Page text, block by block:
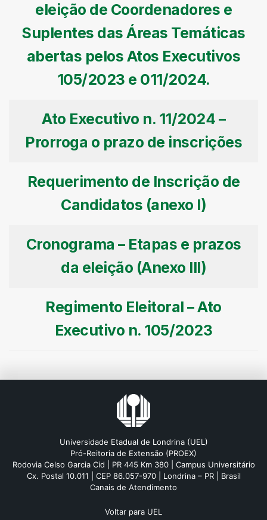
eleição de Coordenadores e
Suplentes das Áreas Temáticas
abertas pelos Atos Executivos
105/2023 e 011/2024.
Ato Executivo n. 11/2024 –
Prorroga o prazo de inscrições
Requerimento de Inscrição de
Candidatos (anexo I)
Cronograma – Etapas e prazos
da eleição (Anexo III)
Regimento Eleitoral – Ato
Executivo n. 105/2023
Universidade Etadual de Londrina (UEL)
Pró-Reitoria de Extensão (PROEX)
Rodovia Celso Garcia Cid | PR 445 Km 380 | Campus Universitário
Cx. Postal 10.011 | CEP 86.057-970 | Londrina – PR | Brasil
Canais de Atendimento
Voltar para UEL